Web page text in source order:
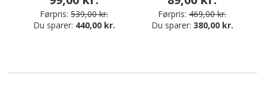
Førpris: 539,00 kr.
Du sparer: 440,00 kr.
Førpris: 469,00 kr.
Du sparer: 380,00 kr.